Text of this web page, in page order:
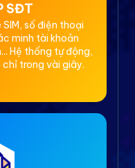
SĐT
số điện thoại
minh tài khoản
Hệ thống tự động,
trong vài giây.